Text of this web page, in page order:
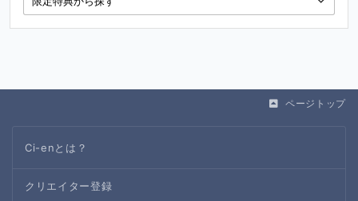
ページトップ
Ci-enとは？
クリエイター登録